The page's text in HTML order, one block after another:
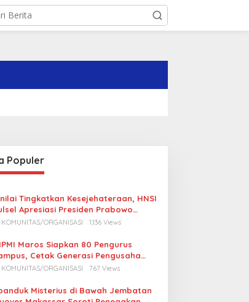
Populer
Tingkatkan Kesejehateraan, HNSI
Apresiasi Presiden Prabowo
Harga BBM Nelayan
ORGANISASI 1,136 Views
Maros Siapkan 80 Pengurus
Cetak Generasi Pengusaha
ORGANISASI 767 Views
Misterius di Bawah Jembatan